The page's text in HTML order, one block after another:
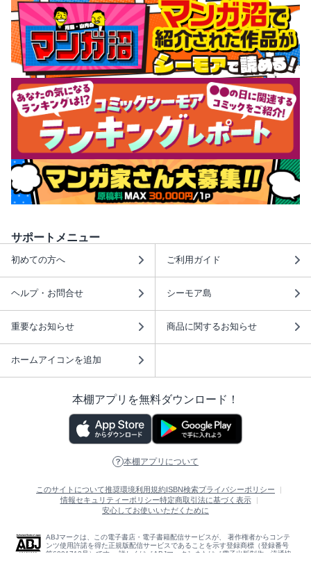
サポートメニュー
初めての方へ ご利用ガイド
ヘルプ・お問合せ シーモア島
重要なお知らせ 商品に関するお知らせ
ホームアイコンを追加
本棚アプリを無料ダウンロード！
本棚アプリについて
このサイトについて推奨環境利用規約ISBN検索プライバシーポリシー
情報セキュリティーポリシー特定商取引法に基づく表示
安心してお使いいただくために
ABJマークは、この電子書店・電子書籍配信サービスが、 著作権者からコンテ
ンツ使用許諾を得た正規版配信サービスであることを示す登録商標（登録番号
第6091713号）です。 詳しくは［ABJマーク］または［電子出版制作・流通協